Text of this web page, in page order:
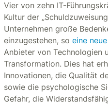
Vier von zehn IT-
Kultur der
Unternehmen große
einzugestehen, so eine
Anbieter von Technologien
Transformation. Dies hat
Innovationen, die Qualität
sowie die psychologische
Gefahr, die